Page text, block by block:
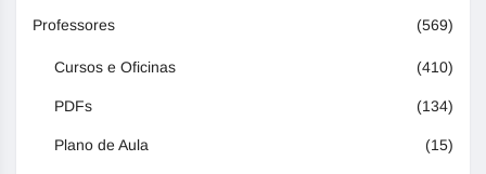
Professores (569)
Cursos e Oficinas (410)
PDFs (134)
Plano de Aula (15)